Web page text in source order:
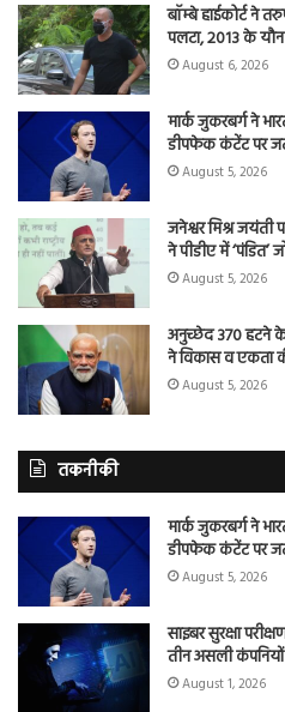
बॉम्बे हाईकोर्ट ने
पलटा, 2013 के यौन
August 6, 2026
मार्क जुकरबर्ग ने
डीपफेक कंटेंट पर
August 5, 2026
जनेश्वर मिश्र जयंती
ने पीडीए में
August 5, 2026
अनुच्छेद 370 हटने के
ने विकास व एकता
August 5, 2026
तकनीकी
मार्क जुकरबर्ग ने
डीपफेक कंटेंट पर
August 5, 2026
साइबर सुरक्षा
तीन असली कंपनियों
August 1, 2026